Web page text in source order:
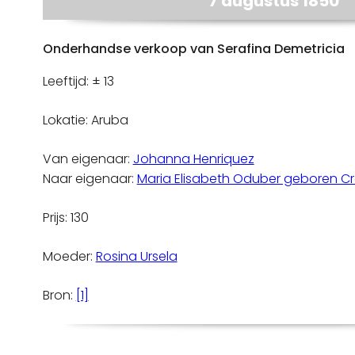
Onderhandse verkoop van Serafina Demetricia
Leeftijd: ± 13
Lokatie: Aruba
Van eigenaar: Johanna Henriquez
Naar eigenaar: Maria Elisabeth Oduber geboren
Prijs: 130
Moeder: Rosina Ursela
Bron: [1]